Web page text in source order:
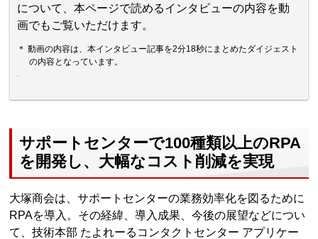
について、本ページで読めるインタビューの内容を動
画でもご覧いただけます。
＊ 動画の内容は、本インタビュー記事を2分18秒にまとめたダイジェスト
の内容となっています。
サポートセンターで100種類以上のRPA
を開発し、大幅なコスト削減を実現
大塚商会は、サポートセンターの業務効率化を図るために
RPAを導入。その経緯、導入成果、今後の展望などについ
て、技術本部 たよれーるコンタクトセンター アプリケー